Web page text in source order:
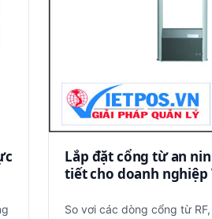
Lắp đặt cổng từ an
tiết cho doanh nghiệp
So vơi các dòng cổng từ